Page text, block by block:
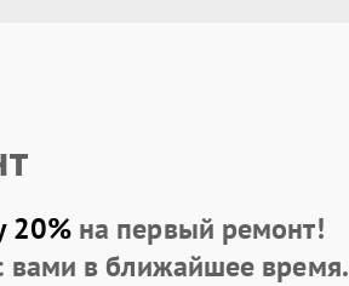
20%на первый ремонт!
вами в ближайшее время.